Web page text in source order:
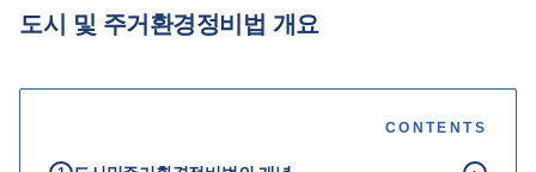
소식/자료
법률서식
도시 및 주거환경정비법 개요
CONTENTS